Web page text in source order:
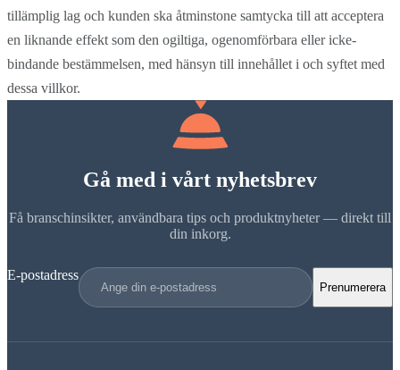
tillämplig lag och kunden ska åtminstone samtycka till att acceptera
en liknande effekt som den ogiltiga, ogenomförbara eller icke-
bindande bestämmelsen, med hänsyn till innehållet i och syftet med
dessa villkor.
Gå med i vårt nyhetsbrev
Få branschinsikter, användbara tips och produktnyheter — direkt till
din inkorg.
E-postadress
Prenumerera